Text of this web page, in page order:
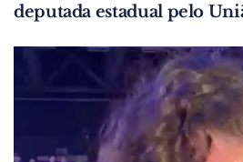
deputada estadual pelo